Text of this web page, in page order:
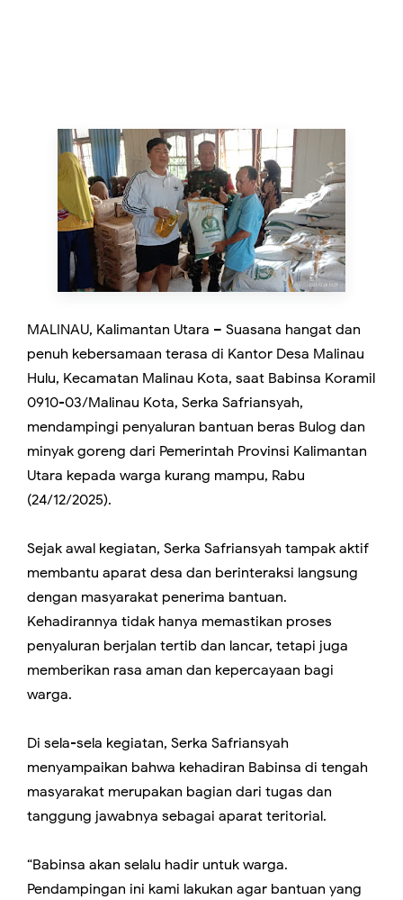
MALINAU, Kalimantan Utara – Suasana hangat dan
penuh kebersamaan terasa di Kantor Desa Malinau
Hulu, Kecamatan Malinau Kota, saat Babinsa Koramil
0910-03/Malinau Kota, Serka Safriansyah,
mendampingi penyaluran bantuan beras Bulog dan
minyak goreng dari Pemerintah Provinsi Kalimantan
Utara kepada warga kurang mampu, Rabu
(24/12/2025).
Sejak awal kegiatan, Serka Safriansyah tampak aktif
membantu aparat desa dan berinteraksi langsung
dengan masyarakat penerima bantuan.
Kehadirannya tidak hanya memastikan proses
penyaluran berjalan tertib dan lancar, tetapi juga
memberikan rasa aman dan kepercayaan bagi
warga.
Di sela-sela kegiatan, Serka Safriansyah
menyampaikan bahwa kehadiran Babinsa di tengah
masyarakat merupakan bagian dari tugas dan
tanggung jawabnya sebagai aparat teritorial.
“Babinsa akan selalu hadir untuk warga.
Pendampingan ini kami lakukan agar bantuan yang